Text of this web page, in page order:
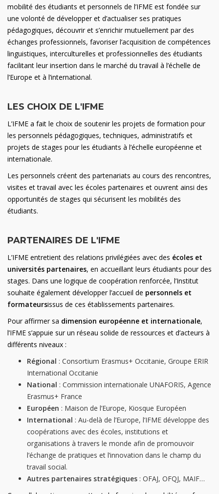
mobilité des étudiants et personnels de l’IFME est fondée sur
une volonté de développer et d’actualiser ses pratiques
pédagogiques, découvrir et s’enrichir mutuellement par des
échanges professionnels, favoriser l’acquisition de compétences
linguistiques, interculturelles et professionnelles des étudiants
facilitant leur insertion dans le marché du travail à l’échelle de
l’Europe et à l’international.
LES CHOIX DE L'IFME
L’IFME a fait le choix de soutenir les projets de formation pour
les personnels pédagogiques, techniques, administratifs et
projets de stages pour les étudiants à l’échelle européenne et
internationale.
Les personnels créent des partenariats au cours des rencontres,
visites et travail avec les écoles partenaires et ouvrent ainsi des
opportunités de stages qui sécurisent les mobilités des
étudiants.
PARTENAIRES DE L'IFME
L’IFME entretient des relations privilégiées avec des écoles et
universités partenaires, en accueillant leurs étudiants pour des
stages. Dans une logique de coopération renforcée, l’Institut
souhaite également développer l’accueil de personnels et
formateursissus de ces établissements partenaires.
Pour affirmer sa dimension européenne et internationale,
l’IFME s’appuie sur un réseau solide de ressources et d’acteurs à
différents niveaux :
Régional : Consortium Erasmus+ Occitanie, Groupe ERIR
International Occitanie
National : Commission internationale UNAFORIS, Agence
Erasmus+ France
Européen : Maison de l’Europe, Kiosque Européen
International : Au-delà de l’Europe, l’IFME développe des
coopérations avec des écoles, institutions et
organisations à travers le monde afin de promouvoir
l’échange de pratiques et l’innovation dans le champ du
travail social.
Autres partenaires stratégiques : OFAJ, OFQJ, MAIF…